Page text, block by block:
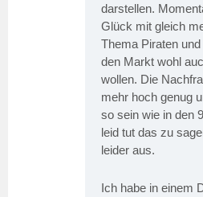
darstellen.
Glück mit gleich
Thema Piraten
den Markt wohl
wollen. Die
mehr hoch genug
so sein wie in den
leid tut das zu
leider aus.
Ich habe in einem